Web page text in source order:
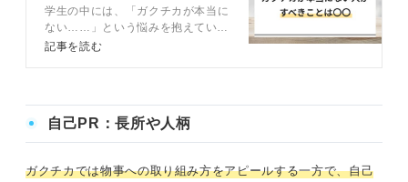
カを見つけた方法とは？
学生の中には、「ガクチカが本当に
ない……」という悩みを抱えている
人は多くいると考えられます。この
えつつ解説します。
記事を読む
自己PR：長所や人柄
ガクチカでは物事への取り組み方をアピールする一方で、自己